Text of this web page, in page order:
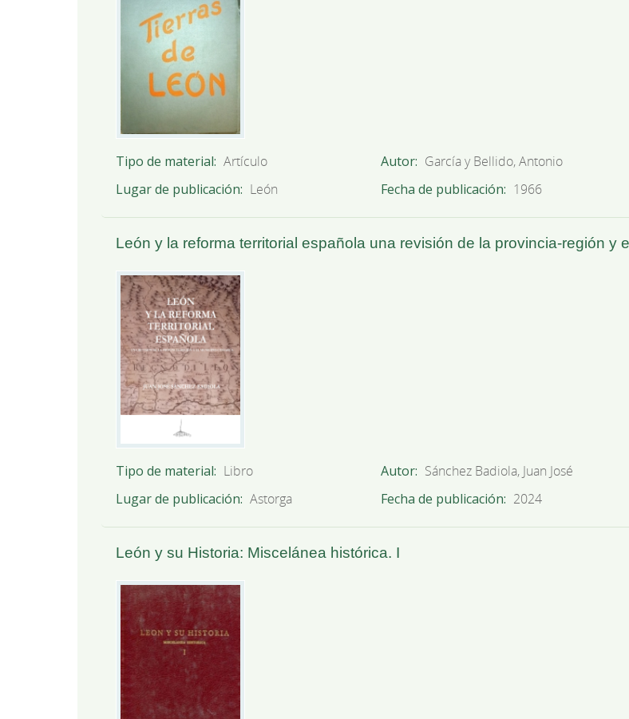
Tipo de material Artículo Autor García y Bellido, Antonio
Lugar de publicación
León Fecha de publicación 1966
León y la reforma territorial española una revisión de la provincia-región y
Tipo de material Libro Autor Sánchez Badiola, Juan José
Lugar de publicación Astorga Fecha de publicación 2024
León y su Historia: Miscelánea histórica. I